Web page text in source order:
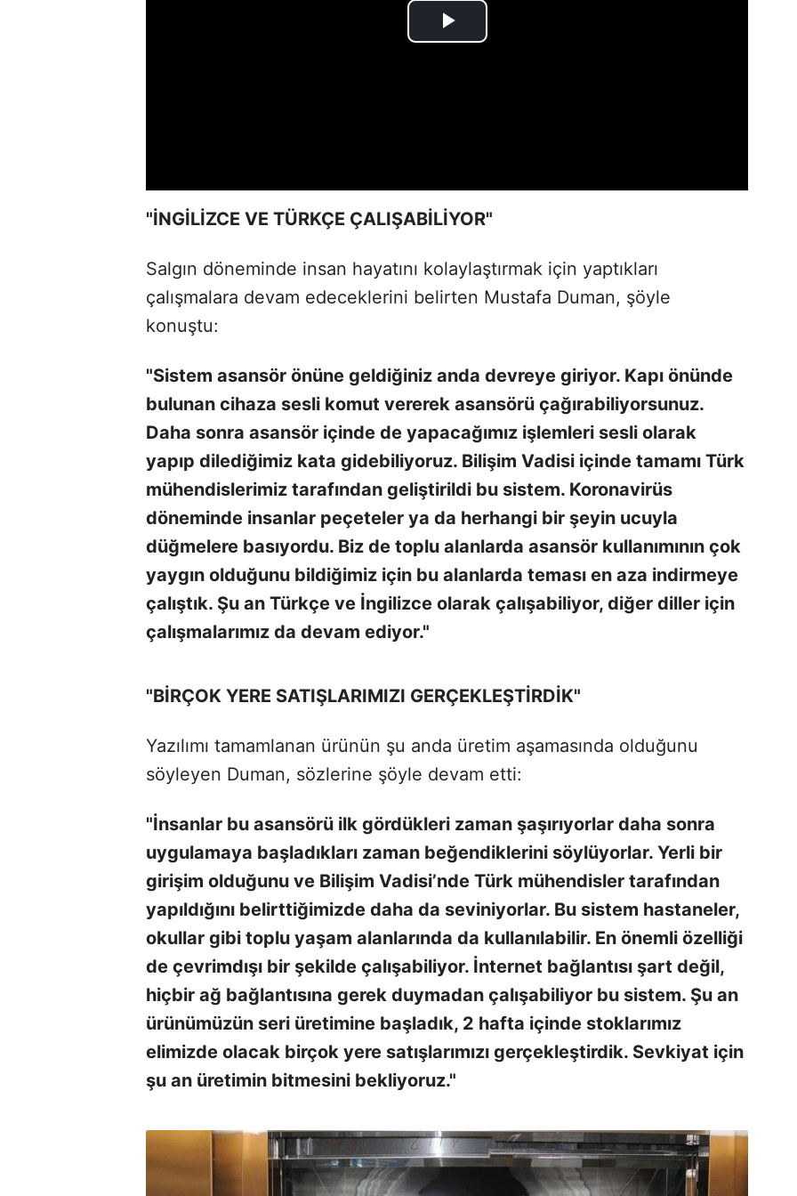
"İNGİLİZCE VE TÜRKÇE ÇALIŞABİLİYOR"
Salgın döneminde insan hayatını kolaylaştırmak için yaptıkları
çalışmalara devam edeceklerini belirten Mustafa Duman, şöyle
konuştu:
"Sistem asansör önüne geldiğiniz anda devreye giriyor. Kapı önünde
bulunan cihaza sesli komut vererek asansörü çağırabiliyorsunuz.
Daha sonra asansör içinde de yapacağımız işlemleri sesli olarak
yapıp dilediğimiz kata gidebiliyoruz. Bilişim Vadisi içinde tamamı Türk
mühendislerimiz tarafından geliştirildi bu sistem. Koronavirüs
döneminde insanlar peçeteler ya da herhangi bir şeyin ucuyla
düğmelere basıyordu. Biz de toplu alanlarda asansör kullanımının çok
yaygın olduğunu bildiğimiz için bu alanlarda teması en aza indirmeye
çalıştık. Şu an Türkçe ve İngilizce olarak çalışabiliyor, diğer diller için
çalışmalarımız da devam ediyor."
"BİRÇOK YERE SATIŞLARIMIZI GERÇEKLEŞTİRDİK"
Yazılımı tamamlanan ürünün şu anda üretim aşamasında olduğunu
söyleyen Duman, sözlerine şöyle devam etti:
"İnsanlar bu asansörü ilk gördükleri zaman şaşırıyorlar daha sonra
uygulamaya başladıkları zaman beğendiklerini söylüyorlar. Yerli bir
girişim olduğunu ve Bilişim Vadisi’nde Türk mühendisler tarafından
yapıldığını belirttiğimizde daha da seviniyorlar. Bu sistem hastaneler,
okullar gibi toplu yaşam alanlarında da kullanılabilir. En önemli özelliği
de çevrimdışı bir şekilde çalışabiliyor. İnternet bağlantısı şart değil,
hiçbir ağ bağlantısına gerek duymadan çalışabiliyor bu sistem. Şu an
ürünümüzün seri üretimine başladık, 2 hafta içinde stoklarımız
elimizde olacak birçok yere satışlarımızı gerçekleştirdik. Sevkiyat için
şu an üretimin bitmesini bekliyoruz."